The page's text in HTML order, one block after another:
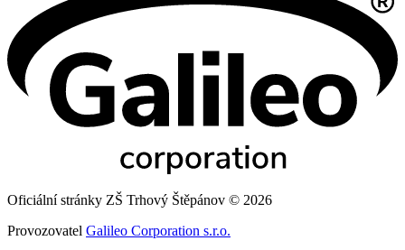
Oficiální stránky ZŠ Trhový Štěpánov © 2026
Provozovatel Galileo Corporation s.r.o.